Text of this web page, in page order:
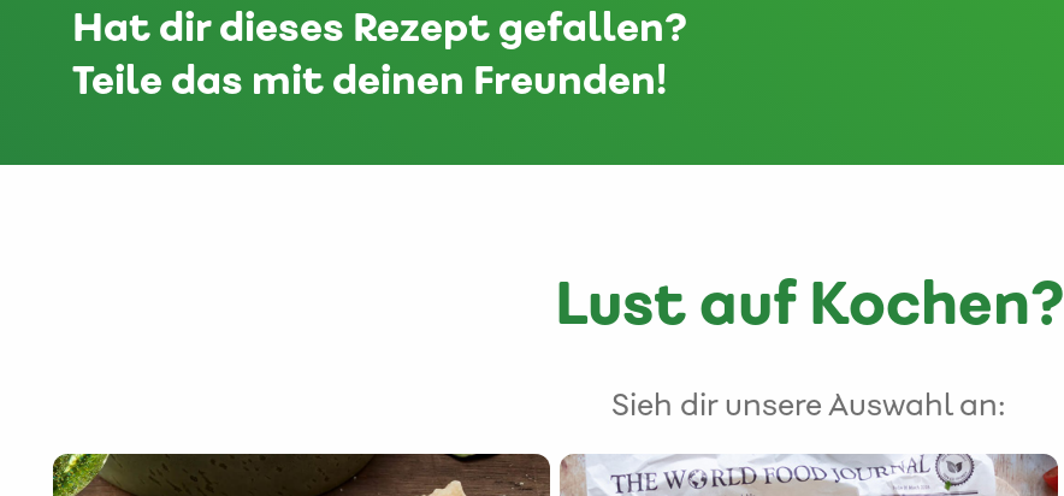
Hat dir dieses Rezept gefallen?
Teile das mit deinen Freunden!
Lust auf Kochen?
Sieh dir unsere Auswahl an: